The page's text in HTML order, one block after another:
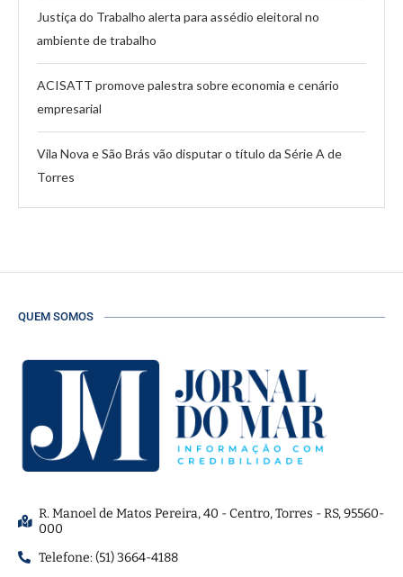
Justiça do Trabalho alerta para assédio eleitoral no
ambiente de trabalho
ACISATT promove palestra sobre economia e cenário
empresarial
Vila Nova e São Brás vão disputar o título da Série A de
Torres
QUEM SOMOS
R. Manoel de Matos Pereira, 40 - Centro, Torres - RS, 95560-
000
Telefone: (51) 3664-4188